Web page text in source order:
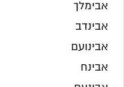
אבימלך
אבינדב
אבינועם
אבינח